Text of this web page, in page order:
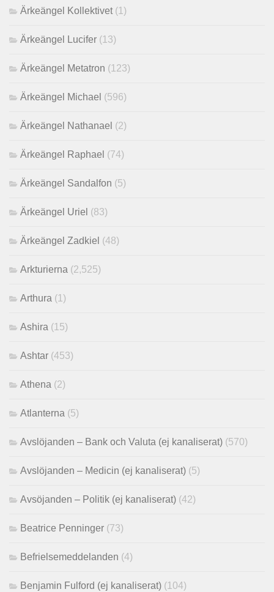
Ärkeängel Kollektivet (1)
Ärkeängel Lucifer (13)
Ärkeängel Metatron (123)
Ärkeängel Michael (596)
Ärkeängel Nathanael (2)
Ärkeängel Raphael (74)
Ärkeängel Sandalfon (5)
Ärkeängel Uriel (83)
Ärkeängel Zadkiel (48)
Arkturierna (2,525)
Arthura (1)
Ashira (15)
Ashtar (453)
Athena (2)
Atlanterna (5)
Avslöjanden – Bank och Valuta (ej kanaliserat) (570)
Avslöjanden – Medicin (ej kanaliserat) (5)
Avsöjanden – Politik (ej kanaliserat) (42)
Beatrice Penninger (73)
Befrielsemeddelanden (4)
Benjamin Fulford (ej kanaliserat) (104)